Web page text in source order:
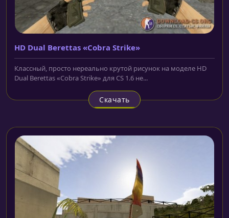
HD Dual Berettas «Cobra Strike»
Классный, просто нереально крутой рисунок на моделе HD
Dual Berettas «Cobra Strike» для CS 1.6 не...
Скачать